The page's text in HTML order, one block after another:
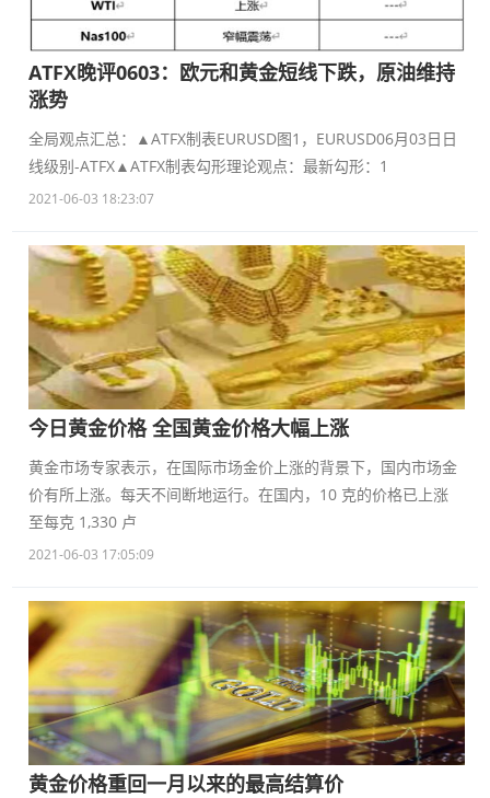
ATFX晚评0603：欧元和黄金短线下跌，原油维持
涨势
全局观点汇总：▲ATFX制表EURUSD图1，EURUSD06月03日日
线级别-ATFX▲ATFX制表勾形理论观点：最新勾形：1
2021-06-03 18:23:07
今日黄金价格 全国黄金价格大幅上涨
黄金市场专家表示，在国际市场金价上涨的背景下，国内市场金
价有所上涨。每天不间断地运行。在国内，10 克的价格已上涨
至每克 1,330 卢
2021-06-03 17:05:09
黄金价格重回一月以来的最高结算价